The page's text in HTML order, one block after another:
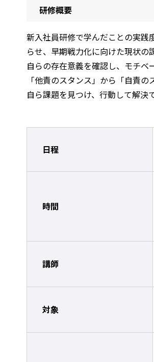
研修概要
新入社員研修で学んだことの実践
らせ、早期戦力化に向けた現状の
自らの存在意義を確認し、モチベ
「他責のスタンス」から「自責
自ら課題を見つけ、行動して解決
日程
時間
講師
対象